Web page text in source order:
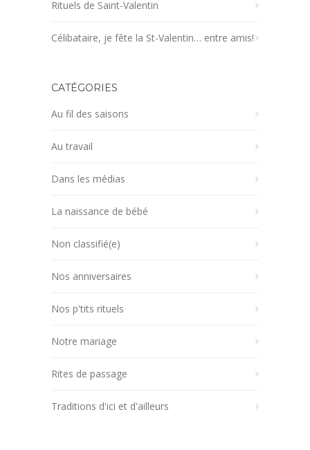
Rituels de Saint-Valentin
Célibataire, je fête la St-Valentin… entre amis!
CATÉGORIES
Au fil des saisons
Au travail
Dans les médias
La naissance de bébé
Non classifié(e)
Nos anniversaires
Nos p'tits rituels
Notre mariage
Rites de passage
Traditions d'ici et d'ailleurs